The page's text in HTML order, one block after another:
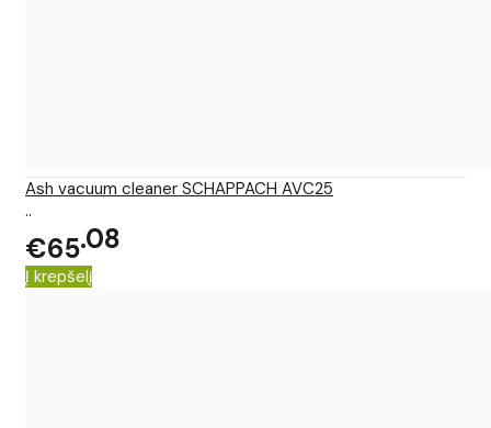
Ash vacuum cleaner SCHAPPACH AVC25
..
€6508
Į krepšelį